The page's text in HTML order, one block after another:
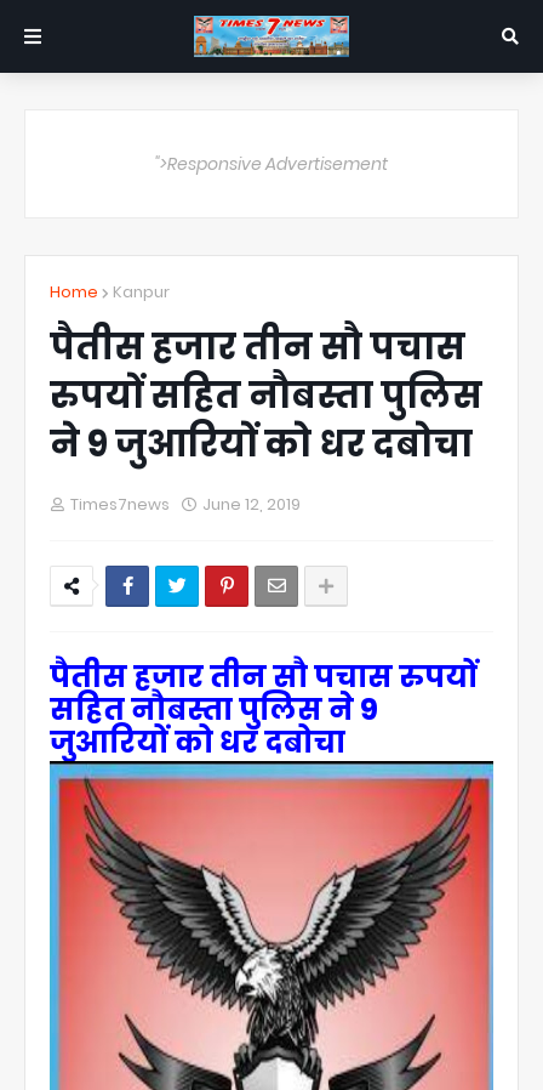
">Responsive Advertisement
Home Kanpur
पैतीस हजार तीन सौ पचास
रुपयों सहित नौबस्ता पुलिस
ने 9 जुआरियों को धर दबोचा
Times7news June 12, 2019
पैतीस हजार तीन सौ पचास रुपयों
सहित नौबस्ता पुलिस ने 9
जुआरियों को धर दबोचा